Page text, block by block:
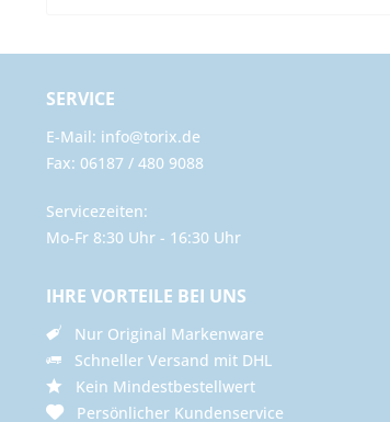
SERVICE
E-Mail: info@torix.de
Fax: 06187 / 480 9088
Servicezeiten:
Mo-Fr 8:30 Uhr - 16:30 Uhr
IHRE VORTEILE BEI UNS
Nur Original Markenware
Schneller Versand mit DHL
Kein Mindestbestellwert
Persönlicher Kundenservice